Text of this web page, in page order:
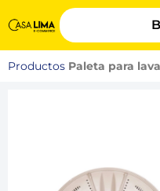
Productos Paleta para